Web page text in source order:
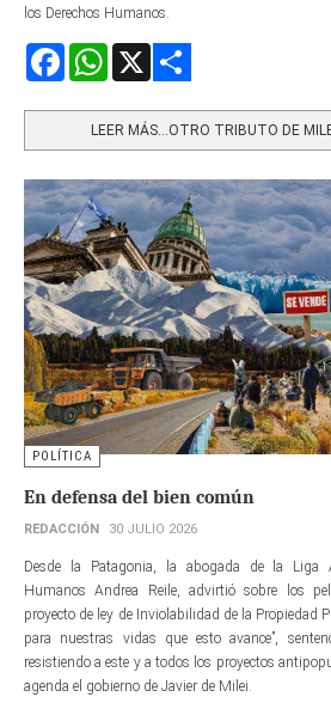
los Derechos Humanos.
FacebookWhatsApp
LEER MÁS…OTRO TRIBUTO DE
POLÍTICA
En defensa del bien común
REDACCIÓN 30 JULIO 2026
Desde la Patagonia, la abogada de la Liga
Humanos Andrea Reile, advirtió sobre los
proyecto de ley de Inviolabilidad de la Propiedad
para nuestras vidas que esto avance”,
resistiendo a este y a todos los proyectos
agenda el gobierno de Javier de Milei.